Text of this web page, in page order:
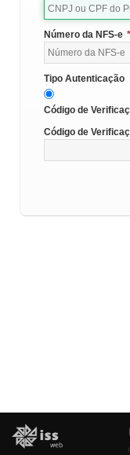
Número da NFS-e *
Tipo Autenticação
Código de
Código de